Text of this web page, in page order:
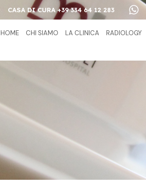
CASA DI CURA +39 334 64 12 283
HOME CHI SIAMO LA CLINICA RADIOLOGY